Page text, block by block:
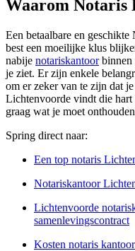
Waarom Notaris
Een betaalbare en
best een moeilijke klus
nabije notariskantoorbinnen
je ziet. Er zijn enkele
om er zeker van te zijn dat
Lichtenvoorde vindt die
graag wat je moet
Spring direct naar:
Een top notaris
Notariskantoor
Lichtenvoorde
samenlevingscontract
Kosten notaris